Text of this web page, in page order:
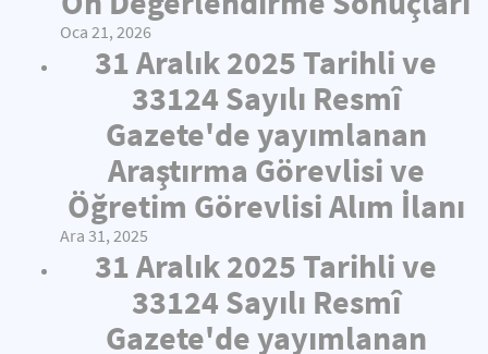
Oca 21, 2026
31 Aralık 2025 Tarihli ve
33124 Sayılı Resmî
Gazete'de yayımlanan
Araştırma Görevlisi ve
Öğretim Görevlisi Alım İlanı
Ara 31, 2025
31 Aralık 2025 Tarihli ve
33124 Sayılı Resmî
Gazete'de yayımlanan